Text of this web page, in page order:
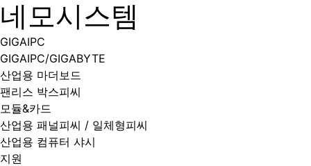
네모시스템
GIGAIPC
GIGAIPC/GIGABYTE
산업용 마더보드
팬리스 박스피씨
모듈&카드
산업용 패널피씨 / 일체형피씨
산업용 컴퓨터 샤시
지원